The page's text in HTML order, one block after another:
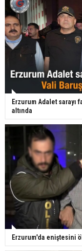
Erzurum Adalet sarayı
altında
Erzurum'da eniştesini